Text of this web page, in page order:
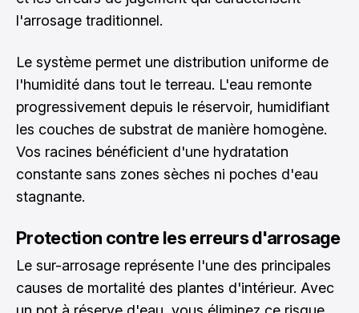
l'arrosage traditionnel.
Le système permet une distribution uniforme de
l'humidité dans tout le terreau. L'eau remonte
progressivement depuis le réservoir, humidifiant
les couches de substrat de manière homogène.
Vos racines bénéficient d'une hydratation
constante sans zones sèches ni poches d'eau
stagnante.
Protection contre les erreurs d'arrosage
Le sur-arrosage représente l'une des principales
causes de mortalité des plantes d'intérieur. Avec